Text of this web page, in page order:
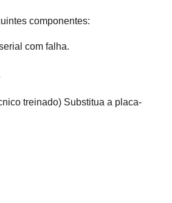
componentes:
com falha.
treinado) Substitua a placa-